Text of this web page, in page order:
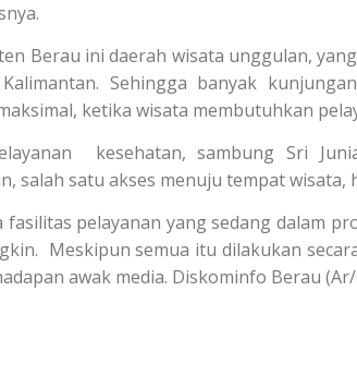
Berau ini daerah wisata unggulan,
Sehingga banyak
ketika wisata membutuhkan
kesehatan, sambung Sri
salah satu akses menuju tempat wisata,
fasilitas pelayanan yang sedang dalam
Meskipun semua itu dilakukan
awak media. Diskominfo Berau